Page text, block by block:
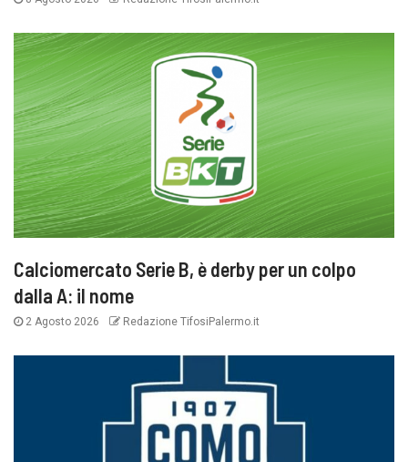
Calciomercato Serie B, è derby per un colpo
dalla A: il nome
2 Agosto 2026 Redazione TifosiPalermo.it